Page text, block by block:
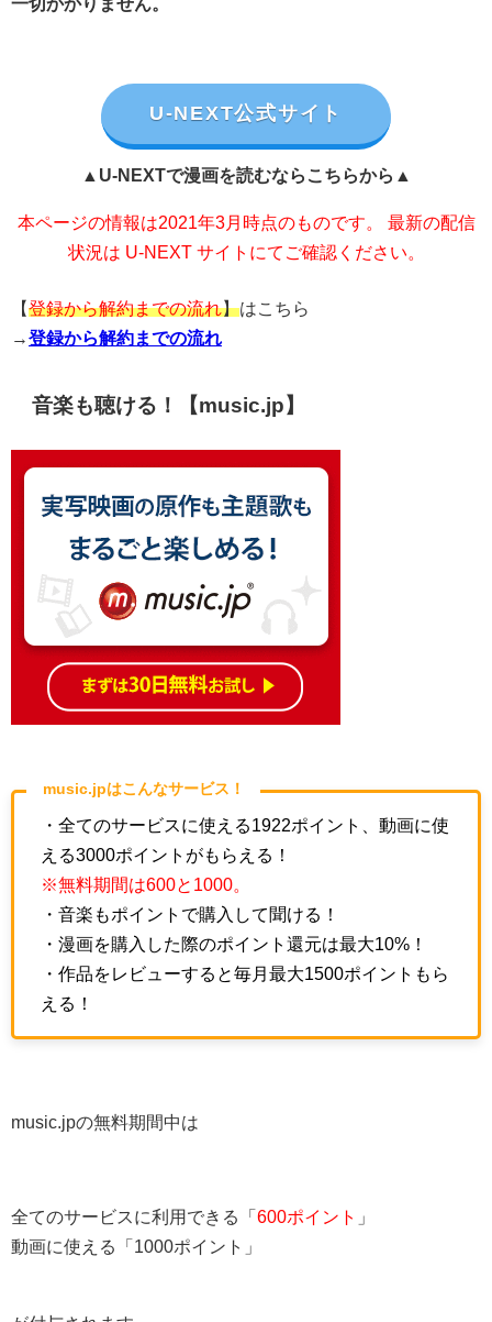
U-NEXT公式サイト
▲U-NEXTで漫画を読むならこちらから▲
本ページの情報は2021年3月時点のものです。 最新の配信
状況は U-NEXT サイトにてご確認ください。
【登録から解約までの流れ】はこちら
→登録から解約までの流れ
音楽も聴ける！【music.jp】
music.jpはこんなサービス！
・全てのサービスに使える1922ポイント、動画に使
える3000ポイントがもらえる！
※無料期間は600と1000。
・音楽もポイントで購入して聞ける！
・漫画を購入した際のポイント還元は最大10%！
・作品をレビューすると毎月最大1500ポイントもら
える！
music.jpの無料期間中は
全てのサービスに利用できる「 600ポイント
」
動画に使える「1000ポイント」